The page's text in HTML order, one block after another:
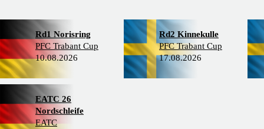
Rd1 Norisring
PFC Trabant Cup
10.08.2026
Rd2 Kinnekulle
PFC Trabant Cup
17.08.2026
EATC 26
Nordschleife
EATC